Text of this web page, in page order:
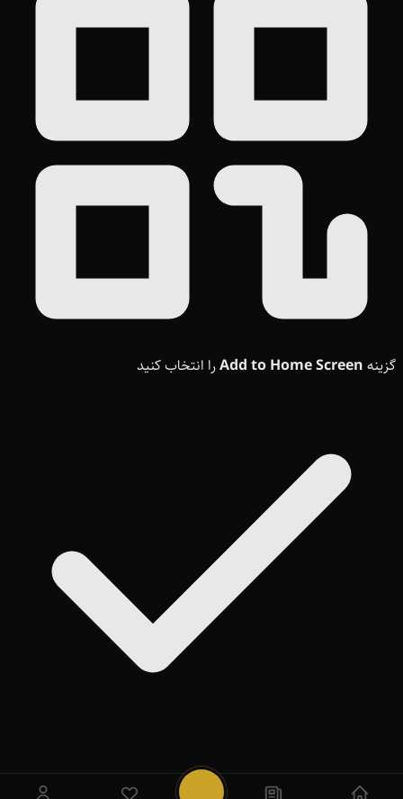
گزینه Add to Home Screenرا انتخاب کنید
Add ضربه بزنید